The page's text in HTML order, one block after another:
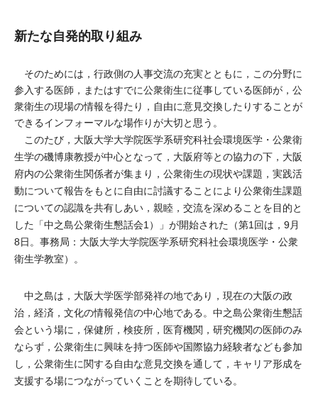
新たな自発的取り組み
そのためには，行政側の人事交流の充実とともに，この分野に
参入する医師，またはすでに公衆衛生に従事している医師が，公
衆衛生の現場の情報を得たり，自由に意見交換したりすることが
できるインフォーマルな場作りが大切と思う。
このたび，大阪大学大学院医学系研究科社会環境医学・公衆衛
生学の磯博康教授が中心となって，大阪府等との協力の下，大阪
府内の公衆衛生関係者が集まり，公衆衛生の現状や課題，実践活
動について報告をもとに自由に討議することにより公衆衛生課題
についての認識を共有しあい，親睦，交流を深めることを目的と
した「中之島公衆衛生懇話会1）」が開始された（第1回は，9月
8日。事務局：大阪大学大学院医学系研究科社会環境医学・公衆
衛生学教室）。
中之島は，大阪大学医学部発祥の地であり，現在の大阪の政
治，経済，文化の情報発信の中心地である。中之島公衆衛生懇話
会という場に，保健所，検疫所，医育機関，研究機関の医師のみ
ならず，公衆衛生に興味を持つ医師や国際協力経験者なども参加
し，公衆衛生に関する自由な意見交換を通して，キャリア形成を
支援する場につながっていくことを期待している。